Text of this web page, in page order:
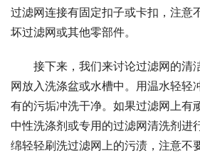
过滤网连接有固定扣子或卡扣，注意
坏过滤网或其他零部件。
接下来，我们来讨论过滤网的清
网放入洗涤盆或水槽中。用温水轻轻
有的污垢冲洗干净。如果过滤网上有
中性洗涤剂或专用的过滤网清洗剂进
绵轻轻刷洗过滤网上的污渍，注意不